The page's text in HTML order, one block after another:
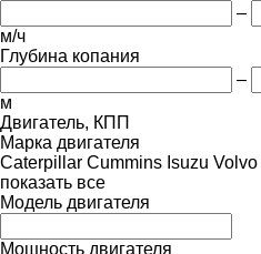
–
м/ч
Глубина копания
–
м
Двигатель, КПП
Марка двигателя
Caterpillar Cummins Isuzu Volvo
показать все
Модель двигателя
Мощность двигателя